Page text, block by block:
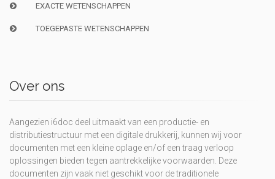
EXACTE WETENSCHAPPEN
TOEGEPASTE WETENSCHAPPEN
Over ons
Aangezien i6doc deel uitmaakt van een productie- en
distributiestructuur met een digitale drukkerij, kunnen wij voor
documenten met een kleine oplage en/of een traag verloop
oplossingen bieden tegen aantrekkelijke voorwaarden. Deze
documenten zijn vaak niet geschikt voor de traditionele